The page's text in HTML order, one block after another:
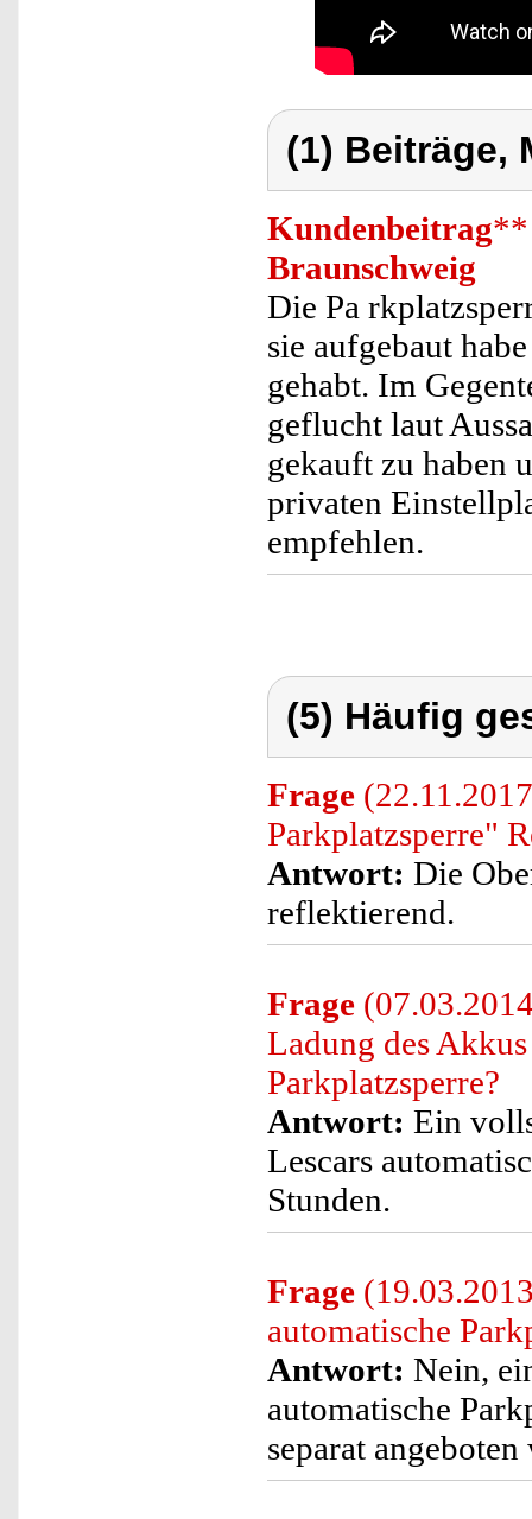
(1) Beiträge,
Kundenbeitrag**
Braunschweig
Die Pa
sie aufgebaut
gehabt. Im
geflucht laut
gekauft zu haben
privaten
empfehlen.
(5) Häufig
Frage
Parkplatzsperre"
Antwort: Die
reflektierend.
Frage
Ladung des
Parkplatzsperre?
Antwort: Ein
Lescars
Stunden.
Frage
automatische
Antwort: Nein,
automatische
separat angeboten